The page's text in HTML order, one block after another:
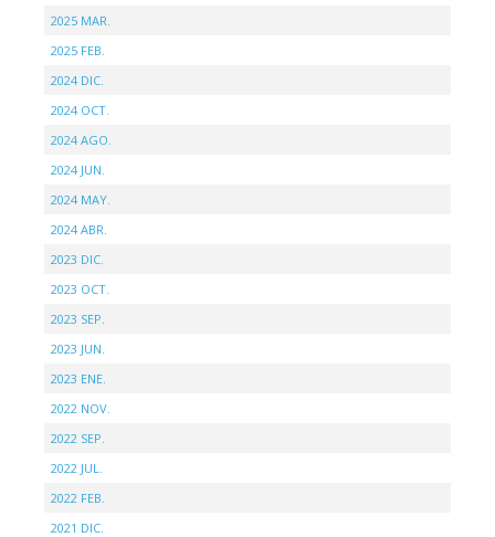
2025 MAR.
2025 FEB.
2024 DIC.
2024 OCT.
2024 AGO.
2024 JUN.
2024 MAY.
2024 ABR.
2023 DIC.
2023 OCT.
2023 SEP.
2023 JUN.
2023 ENE.
2022 NOV.
2022 SEP.
2022 JUL.
2022 FEB.
2021 DIC.